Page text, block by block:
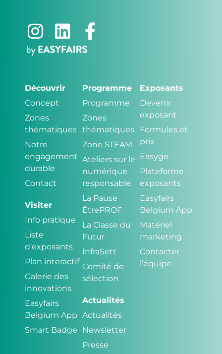
Découvrir
Concept
Zones
thématiques
Notre
engagement
durable
Contact
Visiter
Info pratique
Liste
d'exposants
Plan interactif
Galerie des
innovations
Easyfairs
Belgium App
Smart Badge
Programme
Programme
Zones
thématiques
Zone STEAM
Ateliers sur le
numérique
responsable
La Pause
ÊtrePROF
La Classe du
Futur
InfraSett
Comité de
sélection
Actualités
Actualités
Newsletter
Presse
Exposants
Devenir
exposant
Formules et
prix
Easygo
Plateforme
exposants
Easyfairs
Belgium App
Matériel
marketing
Contacter
l’équipe